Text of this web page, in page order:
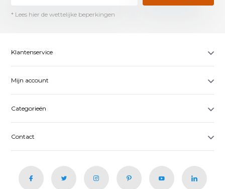
* Lees hier de wettelijke beperkingen
Klantenservice
Mijn account
Categorieën
Contact